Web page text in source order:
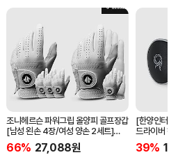
조니헤르슨 파워그립 올양피 골프장갑
[남성 왼손 4장/여성 양손 2세트]
[화이트][케이스포함]
66% 27,088원
[한양인터
드라이버 헤
[HD-302]
39%